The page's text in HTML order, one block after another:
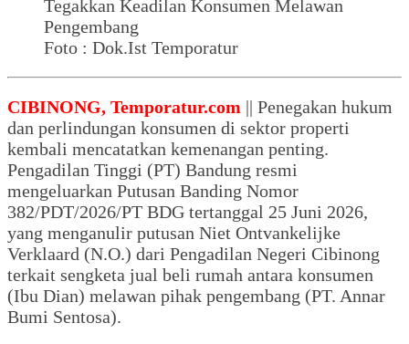
Foto : Dok.Ist Temporatur
CIBINONG, Temporatur.com || Penegakan hukum
dan perlindungan konsumen di sektor properti
kembali mencatatkan kemenangan penting.
Pengadilan Tinggi (PT) Bandung resmi
mengeluarkan Putusan Banding Nomor
382/PDT/2026/PT BDG tertanggal 25 Juni 2026,
yang menganulir putusan Niet Ontvankelijke
Verklaard (N.O.) dari Pengadilan Negeri Cibinong
terkait sengketa jual beli rumah antara konsumen
(Ibu Dian) melawan pihak pengembang (PT. Annar
Bumi Sentosa).